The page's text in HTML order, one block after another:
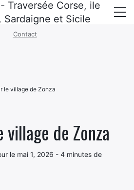
de Zonza
le mai 1, 2026 - 4 minutes de
le village de Zonza
Traversée Corse, ile
Sardaigne et Sicile
· Politique de confidentialité
Contact